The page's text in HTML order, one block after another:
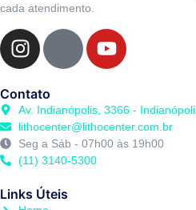
cada atendimento.
Contato
Av. Indianópolis, 3366 -
lithocenter@lithocenter.com.br
Seg a Sáb - 07h00 às 19h00
(11) 3140-5300
Links Úteis